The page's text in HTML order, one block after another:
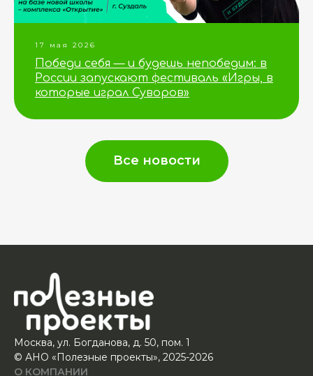
17 мая 2026
Победи себя — и будешь непобедим: в
России запускают фестиваль «Игры, в
которые играл Суворов»
Все новости
Москва, ул. Богданова, д. 50, пом. 1
© АНО «Полезные проекты», 2025-2026
О КОМПАНИИ